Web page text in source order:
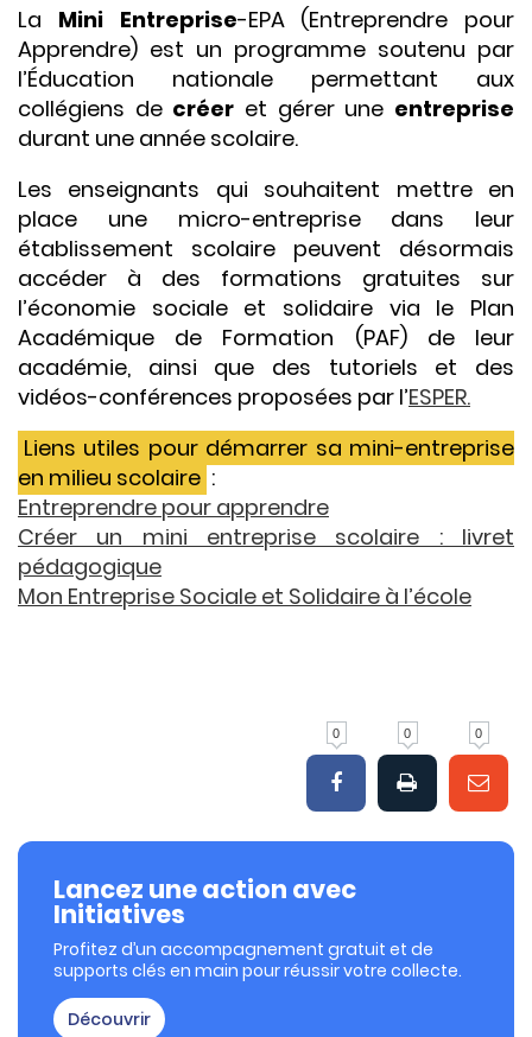
La Mini Entreprise-EPA (Entreprendre pour
Apprendre) est un programme soutenu par
l’Éducation nationale permettant aux
collégiens de créer et gérer une entreprise
durant une année scolaire.
Les enseignants qui souhaitent mettre en
place une micro-entreprise dans leur
établissement scolaire peuvent désormais
accéder à des formations gratuites sur
l’économie sociale et solidaire via le Plan
Académique de Formation (PAF) de leur
académie, ainsi que des tutoriels et des
vidéos-conférences proposées par l’ESPER.
Liens utiles pour démarrer sa mini-entreprise
en milieu scolaire :
Entreprendre pour apprendre
Créer un mini entreprise scolaire : livret
pédagogique
Mon Entreprise Sociale et Solidaire à l’école
0 0 0
Lancez une action avec
Initiatives
Profitez d’un accompagnement gratuit et de
supports clés en main pour réussir votre collecte.
Découvrir